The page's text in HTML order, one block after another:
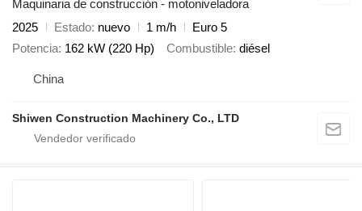
Maquinaria de construcción - motoniveladora
2025
Estado nuevo 1 m/h
Euro 5
Potencia 162 kW (220 Hp) Combustible diésel
China
Shiwen Construction Machinery Co., LTD